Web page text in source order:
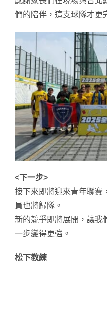
們的陪伴，這支球隊才更
<下一步>
接下來即將迎來青年聯賽
員也將歸隊。
新的競爭即將展開，讓我
一步變得更強。
松下教練